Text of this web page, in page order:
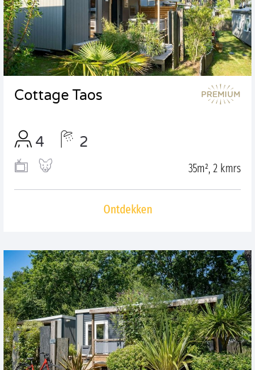
Cottage Taos
4 2
35m², 2 kmrs
Ontdekken